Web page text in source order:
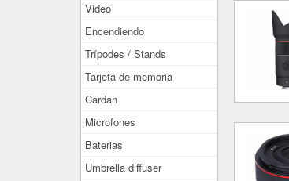
Video
Encendiendo
Trípodes / Stands
Tarjeta de memoria
Cardan
Microfones
Baterias
Umbrella diffuser